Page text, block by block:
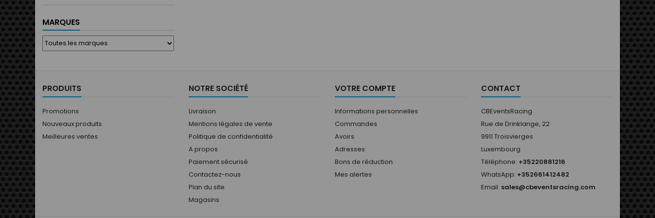
MARQUES
PRODUITS
Promotions
Nouveaux produits
Meilleures ventes
NOTRE SOCIÉTÉ
Livraison
Mentions légales de vente
Politique de confidentialité
A propos
Paiement sécurisé
Contactez-nous
Plan du site
Magasins
VOTRE COMPTE
Informations personnelles
Commandes
Avoirs
Adresses
Bons de réduction
Mes alertes
CONTACT
CBEventsRacing
Rue de Drinklange, 22
9911 Troisvierges
Luxembourg
Téléphone: +35220881216
WhatsApp: +352661412482
Email: sales@cbeventsracing.com